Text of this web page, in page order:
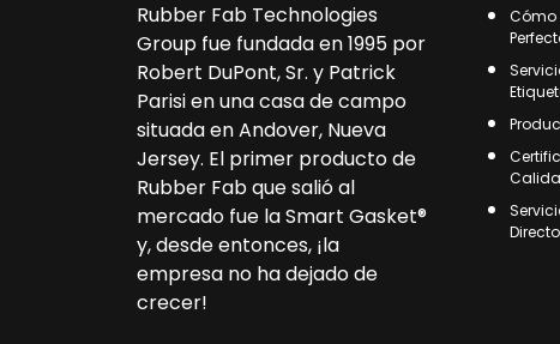
Rubber Fab Technologies
Group fue fundada en 1995 por
Robert DuPont, Sr. y Patrick
Parisi en una casa de campo
situada en Andover, Nueva
Jersey. El primer producto de
Rubber Fab que salió al
mercado fue la Smart Gasket®
y, desde entonces, ¡la
empresa no ha dejado de
crecer!
Cómo
Directo